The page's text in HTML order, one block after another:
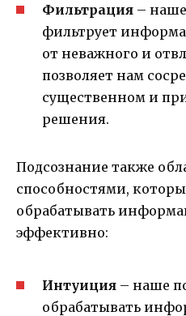
Фильтрация –
фильтрует
от неважного и
позволяет нам
существенном и
решения.
Подсознание также
способностями,
обрабатывать
эффективно:
Интуиция – наше
обрабатывать